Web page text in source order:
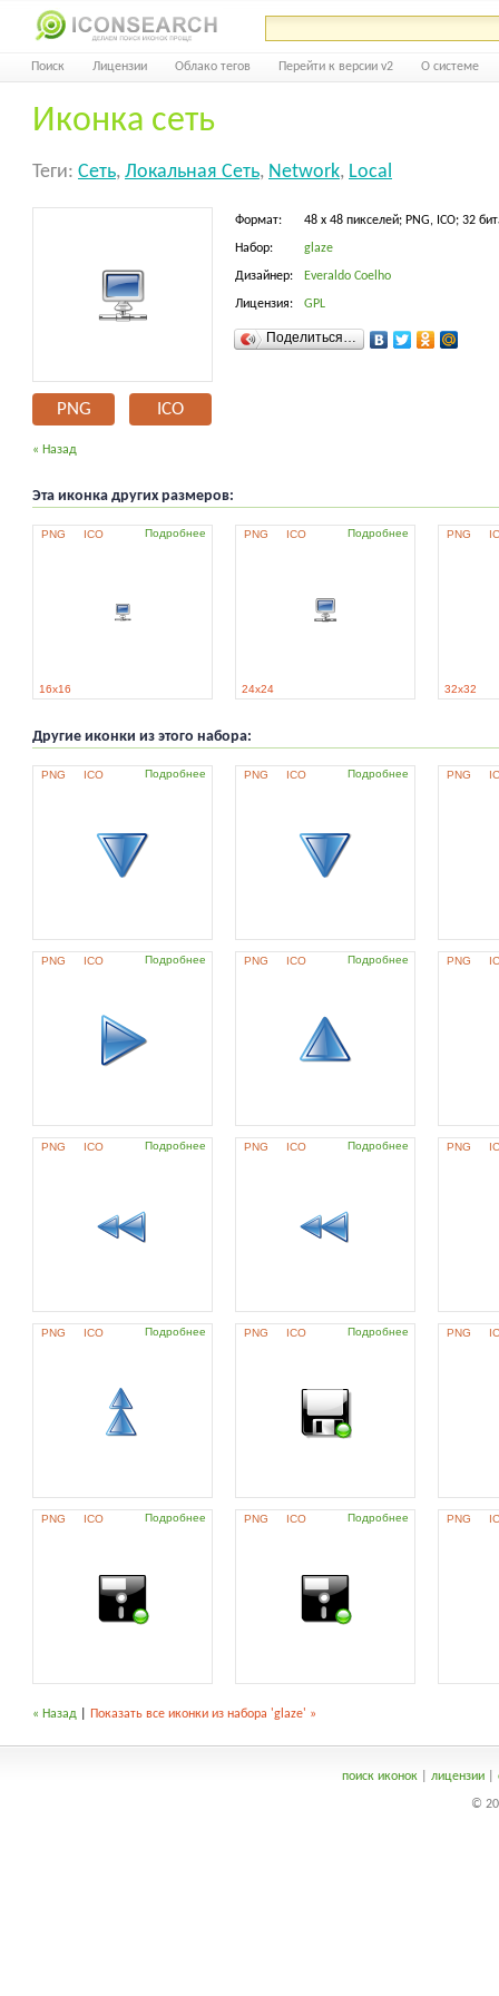
Поиск Лицензии Облако тегов Перейти к версии v2 О системе
Иконка сеть
Теги: Сеть, Локальная Сеть, Network, Local
PNG ICO
Формат: 48 x 48 пикселей; PNG, ICO; 32
Набор: glaze
Дизайнер: Everaldo Coelho
Лицензия: GPL
Поделиться…
« Назад
Эта иконка других размеров:
PNG ICO Подробнее
16x16
PNG ICO Подробнее
24x24
PNG
32x32
Другие иконки из этого набора:
PNG ICO Подробнее PNG ICO Подробнее PNG
PNG ICO Подробнее PNG ICO Подробнее PNG
PNG ICO Подробнее PNG ICO Подробнее PNG
PNG ICO Подробнее PNG ICO Подробнее PNG
PNG ICO Подробнее PNG ICO Подробнее PNG
« Назад Показать все иконки из набора 'glaze' »
поиск иконок| лицензии|
©